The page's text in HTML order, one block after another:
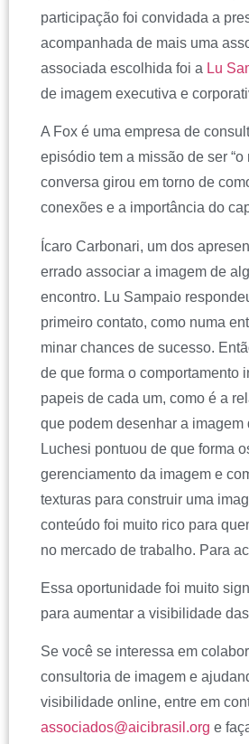
participação foi convidada a
acompanhada de mais uma
associada escolhida foi a Lu
de imagem executiva e
A Fox é uma empresa de
episódio tem a missão de ser
conversa girou em torno de
conexões e a importância do
Ícaro Carbonari, um dos
errado associar a imagem de
encontro. Lu Sampaio
primeiro contato, como numa
minar chances de sucesso.
de que forma o comportamento
papeis de cada um, como é a
que podem desenhar a
Luchesi pontuou de que forma
gerenciamento da imagem e
texturas para construir uma
conteúdo foi muito rico para
no mercado de trabalho. Para
Essa oportunidade foi muito
para aumentar a visibilidade
Se você se interessa em
consultoria de imagem e
visibilidade online, entre em
associados@aicibrasil.org e